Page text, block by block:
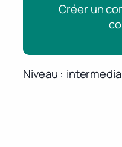
Créer un
Niveau